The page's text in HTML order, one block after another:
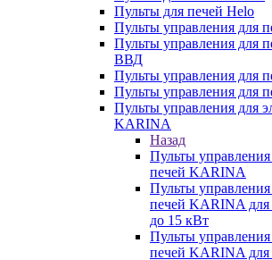
Пульты для печей Helo
Пульты управления для
Пульты управления для
ВВД
Пульты управления для
Пульты управления для
Пульты управления для
KARINA
Назад
Пульты
печей KARINA
Пульты
печей KARINA
до 15 кВт
Пульты
печей KARINA